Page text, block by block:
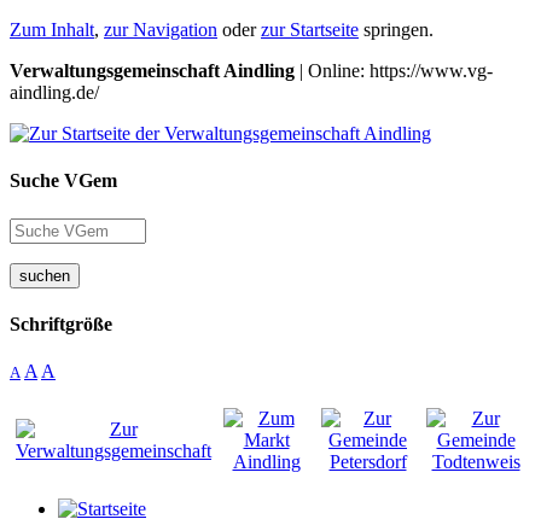
Zum Inhalt, zur Navigation oderzur Startseite springen.
Verwaltungsgemeinschaft Aindling | Online: https://www.vg-
aindling.de/
Suche VGem
suchen
Schriftgröße
A A A